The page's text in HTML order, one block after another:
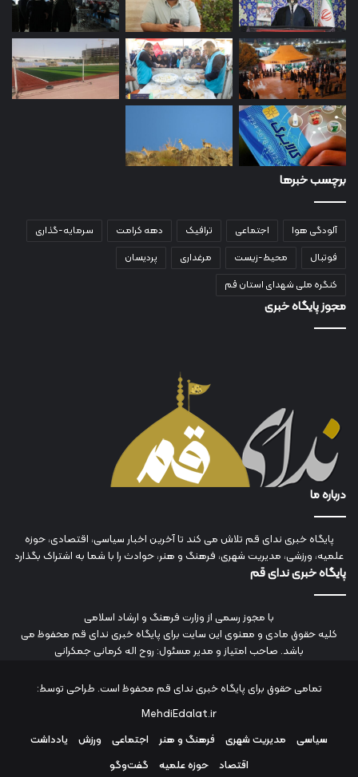
برچسب خبرها
آلودگی هوا اجتماعی ترافیک دهه کرامت
سرمایه-گذاری
فوتبال
محیط-زیست مرغداری
پردیسان
کنگره ملی شهدای استان قم
مجوز پایگاه خبری
درباره ما
پایگاه خبری ندای قم تلاش می کند تا آخرین اخبار سیاسی، اقتصادی، حوزه
علمیه، ورزشی، مدیریت شهری، فرهنگ و هنر، حوادث را با شما به اشتراک بگذارد
پایگاه خبری ندای قم
با مجوز رسمی از وزارت فرهنگ و ارشاد اسلامی
کلیه حقوق مادی و معنوی این سایت برای پایگاه خبری ندای قم محفوظ می
باشد. صاحب امتیاز و مدیر مسئول: روح اله کرمانی جمکرانی
تمامی حقوق برای پایگاه خبری ندای قم محفوظ است. طراحی توسط:
MehdiEdalat.ir
سیاسی
مدیریت شهری فرهنگ و هنر اجتماعی ورزش
یادداشت
اقتصاد
حوزه علمیه گفت‌وگو